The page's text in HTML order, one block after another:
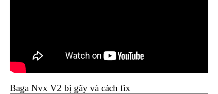
Baga Nvx V2 bị gãy và cách fix